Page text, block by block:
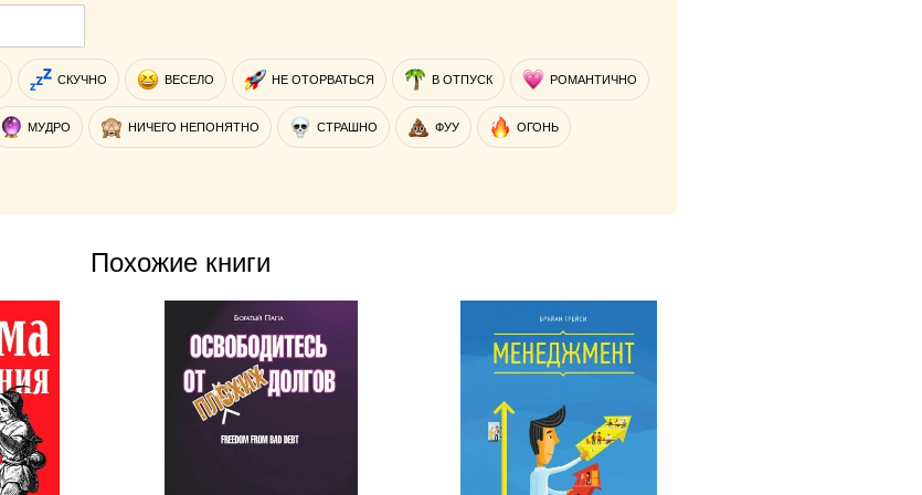
СКУЧНО ВЕСЕЛО НЕ ОТОРВАТЬСЯ В ОТПУСК РОМАНТИЧНО
МУДРО НИЧЕГО НЕПОНЯТНО СТРАШНО ФУУ ОГОНЬ
Похожие книги